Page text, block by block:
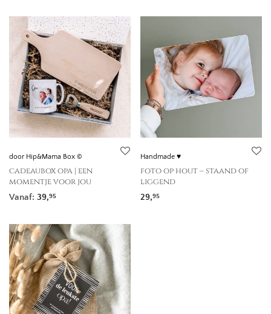
door Hip&Mama Box ©
cadeaubox opa | een
momentje voor jou
Vanaf: 39,95
Handmade ♥
foto op hout – staand of
liggend
29,95